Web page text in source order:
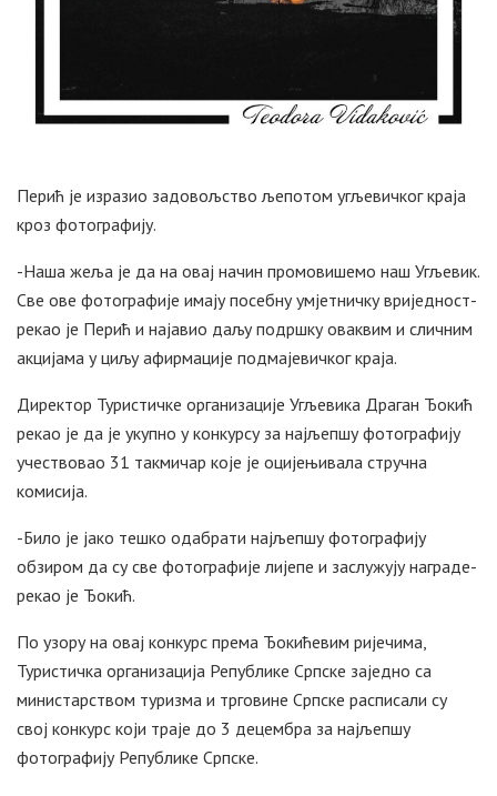
Перић је изразио задовољство љепотом угљевичког краја
кроз фотографију.
-Наша жеља је да на овај начин промовишемо наш Угљевик.
Све ове фотографије имају посебну умјетничку вриједност-
рекао је Перић и најавио даљу подршку оваквим и сличним
акцијама у циљу афирмације подмајевичког краја.
Директор Туристичке организације Угљевика Драган Ђокић
рекао је да је укупно у конкурсу за најљепшу фотографију
учествовао 31 такмичар које је оцијењивала стручна
комисија.
-Било је јако тешко одабрати најљепшу фотографију
обзиром да су све фотографије лијепе и заслужују награде-
рекао је Ђокић.
По узору на овај конкурс према Ђокићевим ријечима,
Туристичка организација Републике Српске заједно са
министарством туризма и трговине Српске расписали су
свој конкурс који траје до 3 децембра за најљепшу
фотографију Републике Српске.